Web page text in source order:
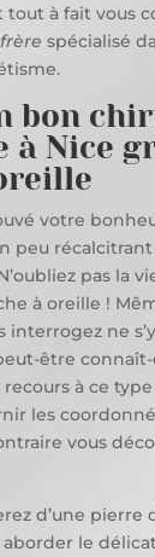
à fait vous
spécialisé
bon
à Nice
votre
peu
pas la
à oreille !
interrogez ne
être
recours à ce
les
vous
d’une pierre
le